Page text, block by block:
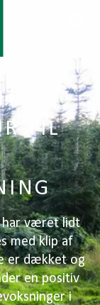
TIL
har været lidt
med klip af
er dækket og
en positiv
i